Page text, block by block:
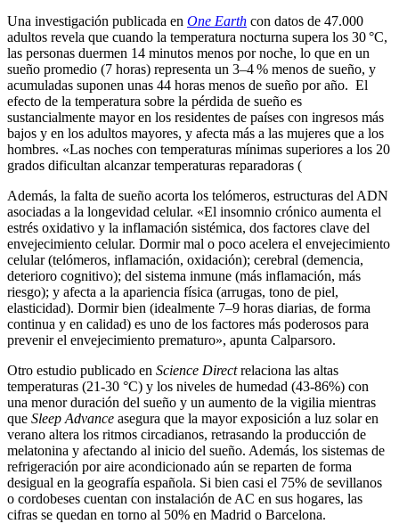
Una investigación publicada en One Earth con datos de 47.000
adultos revela que cuando la temperatura nocturna supera los 30 °C,
las personas duermen 14 minutos menos por noche, lo que en un
sueño promedio (7 horas) representa un 3–4 % menos de sueño, y
acumuladas suponen unas 44 horas menos de sueño por año. El
efecto de la temperatura sobre la pérdida de sueño es
sustancialmente mayor en los residentes de países con ingresos más
bajos y en los adultos mayores, y afecta más a las mujeres que a los
hombres. «Las noches con temperaturas mínimas superiores a los 20
grados dificultan alcanzar temperaturas reparadoras (
Además, la falta de sueño acorta los telómeros, estructuras del ADN
asociadas a la longevidad celular. «El insomnio crónico aumenta el
estrés oxidativo y la inflamación sistémica, dos factores clave del
envejecimiento celular. Dormir mal o poco acelera el envejecimiento
celular (telómeros, inflamación, oxidación); cerebral (demencia,
deterioro cognitivo); del sistema inmune (más inflamación, más
riesgo); y afecta a la apariencia física (arrugas, tono de piel,
elasticidad). Dormir bien (idealmente 7–9 horas diarias, de forma
continua y en calidad) es uno de los factores más poderosos para
prevenir el envejecimiento prematuro», apunta Calparsoro.
Otro estudio publicado en Science Direct relaciona las altas
temperaturas (21-30 °C) y los niveles de humedad (43-86%) con
una menor duración del sueño y un aumento de la vigilia mientras
que Sleep Advance asegura que la mayor exposición a luz solar en
verano altera los ritmos circadianos, retrasando la producción de
melatonina y afectando al inicio del sueño. Además, los sistemas de
refrigeración por aire acondicionado aún se reparten de forma
desigual en la geografía española. Si bien casi el 75% de sevillanos
o cordobeses cuentan con instalación de AC en sus hogares, las
cifras se quedan en torno al 50% en Madrid o Barcelona.